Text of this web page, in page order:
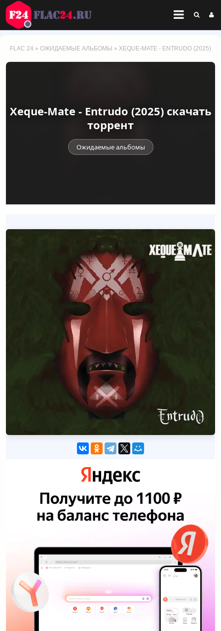
FLAC 24 » ОЖИДАЕМЫЕ АЛЬБОМЫ » XEQUE-MATE - ENTRUDO (2025)
Xeque-Mate - Entrudo (2025) скачать
торрент
Ожидаемые альбомы